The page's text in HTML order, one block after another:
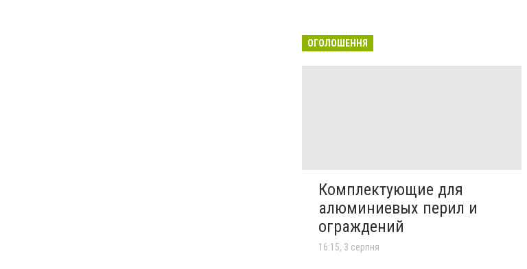
ОГОЛОШЕННЯ
Комплектующие для
алюминиевых перил и
ограждений
16:15, 3 серпня